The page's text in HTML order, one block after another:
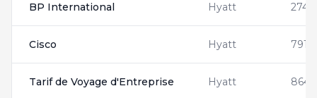
BP International Hyatt
Cisco Hyatt
Tarif de Voyage d'Entreprise Hyatt